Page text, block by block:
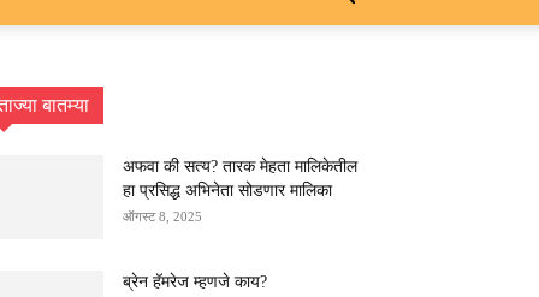
बातम्या
अफवा की सत्य? तारक मेहता मालिकेतील
हा प्रसिद्ध अभिनेता सोडणार मालिका
ऑगस्ट 8, 2025
ब्रेन हॅमरेज म्हणजे काय?